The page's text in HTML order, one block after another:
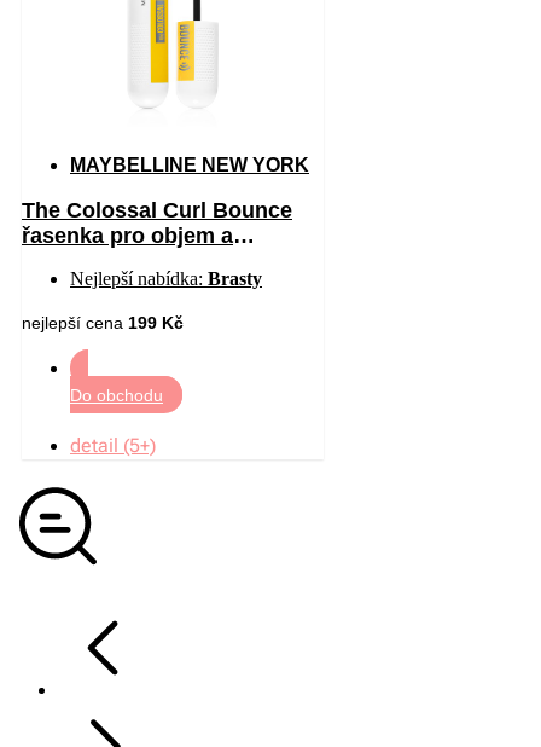
MAYBELLINE NEW YORK
The Colossal Curl Bounce
řasenka pro objem a
Black 10 ml
Nejlepší nabídka: Brasty
nejlepší cena 199 Kč
Do obchodu
detail (5+)